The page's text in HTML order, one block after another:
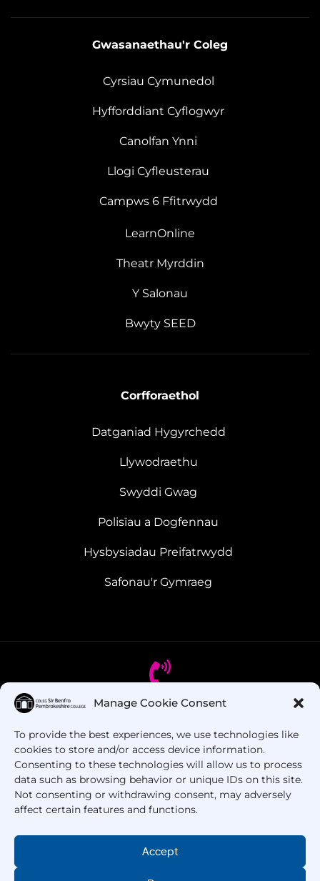
Manage Cookie Consent
To provide the best experiences, we use technologies like
cookies to store and/or access device information.
Consenting to these technologies will allow us to process
data such as browsing behavior or unique IDs on this site.
Not consenting or withdrawing consent, may adversely
affect certain features and functions.
Accept
Gwasanaethau'r Coleg
Cyrsiau Cymunedol
Hyfforddiant Cyflogwyr
Canolfan Ynni
Llogi Cyfleusterau
Campws 6 Ffitrwydd
LearnOnline
Theatr Myrddin
Y Salonau
Bwyty SEED
Corfforaethol
Datganiad Hygyrchedd
Llywodraethu
Swyddi Gwag
Polisïau a Dogfennau
Hysbysiadau Preifatrwydd
Safonau'r Gymraeg
+44 1437 753 000